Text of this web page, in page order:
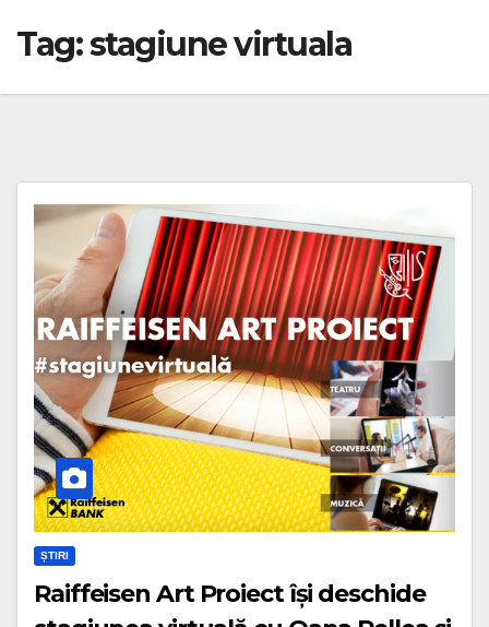
Tag:stagiune virtuala
ȘTIRI
Raiffeisen Art Proiect își deschide